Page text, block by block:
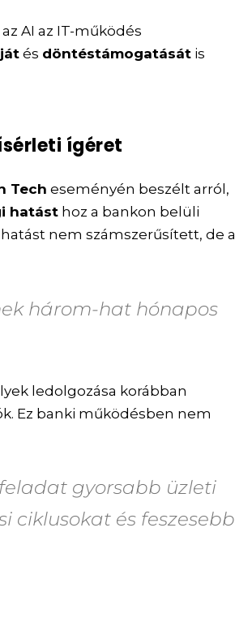
AI az IT-működés
és döntéstámogatását is
ígéret
Tech eseményén beszélt arról,
hatást hoz a bankon belüli
nem számszerűsített, de a
három-hat hónapos
ledolgozása korábban
Ez banki működésben nem
gyorsabb üzleti
ciklusokat és feszesebb